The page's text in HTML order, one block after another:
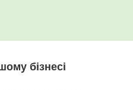
бізнесі